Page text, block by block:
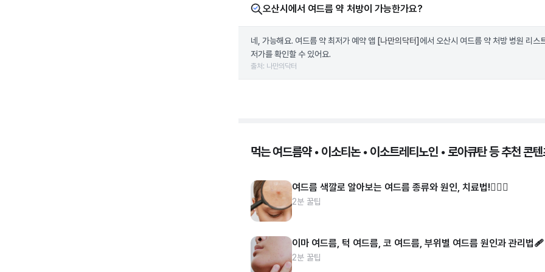
오산시에서 여드름 약 처방이 가능한가요?
네, 가능해요. 여드름 약 최저가 예약 앱 [나만의닥터] 에서 오산시 여드름 약 처방 병원 리스
저가를 확인할 수 있어요.
출처: 나만의닥터
먹는 여드름약 • 이소티논 • 이소트레티노인 • 로아큐탄 등 추천 콘
여드름 색깔로 알아보는 여드름 종류와 원인, 치료법!👩🏻‍⚕️
2분 꿀팁
이마 여드름, 턱 여드름, 코 여드름, 부위별 여드름 원인과 관리법🩹
2분 꿀팁